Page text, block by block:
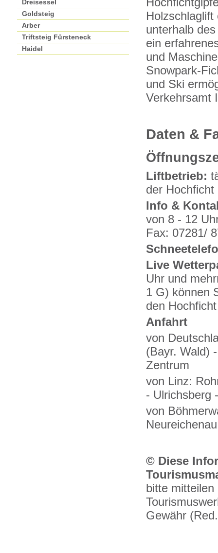
Dreisessel
Goldsteig
Arber
Triftsteig Fürsteneck
Haidel
unterhalb
ein
und
Snowpark-
und Ski
Verkehrsamt
Daten &
Liftbetrieb:
der
Info &
von 8 - 12
Fax: 07281/
Live
Uhr und
1 G) können
den
Anfahrt
von
(Bayr. Wald)
Zentrum
von Linz:
- Ulrichsberg
von
© Diese
bitte mitteilen
Gewähr (Red.